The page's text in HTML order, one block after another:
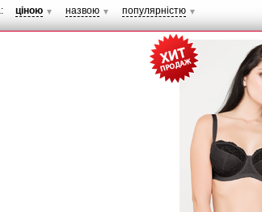
ціною ▼ назвою ▼ популярністю ▼